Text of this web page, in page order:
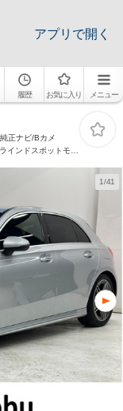
アプリで開く
履歴 お気に入り メニュー
正ナビ/Bカメ
インドスポットモニ
1/41